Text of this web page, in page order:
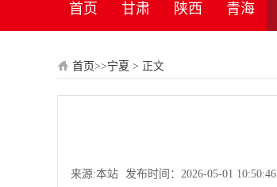
首页 甘肃 陕西 青海
首页>>宁夏 > 正文
来源:本站 发布时间：2026-05-01 10:50:46